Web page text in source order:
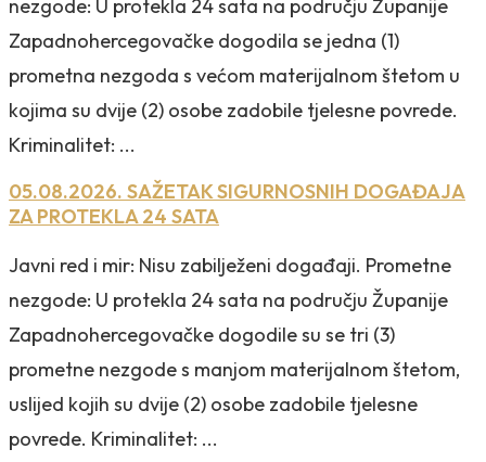
nezgode: U protekla 24 sata na području Županije
Zapadnohercegovačke dogodila se jedna (1)
prometna nezgoda s većom materijalnom štetom u
kojima su dvije (2) osobe zadobile tjelesne povrede.
Kriminalitet: ...
05.08.2026. SAŽETAK SIGURNOSNIH DOGAĐAJA
ZA PROTEKLA 24 SATA
Javni red i mir: Nisu zabilježeni događaji. Prometne
nezgode: U protekla 24 sata na području Županije
Zapadnohercegovačke dogodile su se tri (3)
prometne nezgode s manjom materijalnom štetom,
uslijed kojih su dvije (2) osobe zadobile tjelesne
povrede. Kriminalitet: ...